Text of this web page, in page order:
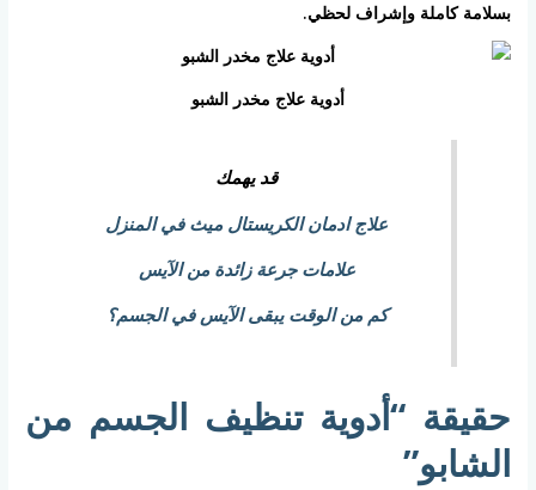
بسلامة كاملة وإشراف لحظي.
أدوية علاج مخدر الشبو
قد يهمك
علاج ادمان الكريستال ميث في المنزل
علامات جرعة زائدة من الآيس
كم من الوقت يبقى الآيس في الجسم؟
حقيقة “أدوية تنظيف الجسم من
الشابو”